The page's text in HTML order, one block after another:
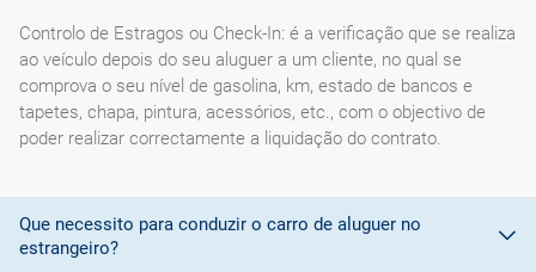
Controlo de Estragos ou Check-In: é a verificação que se realiza
ao veículo depois do seu aluguer a um cliente, no qual se
comprova o seu nível de gasolina, km, estado de bancos e
tapetes, chapa, pintura, acessórios, etc., com o objectivo de
poder realizar correctamente a liquidação do contrato.
Que necessito para conduzir o carro de aluguer no
estrangeiro?